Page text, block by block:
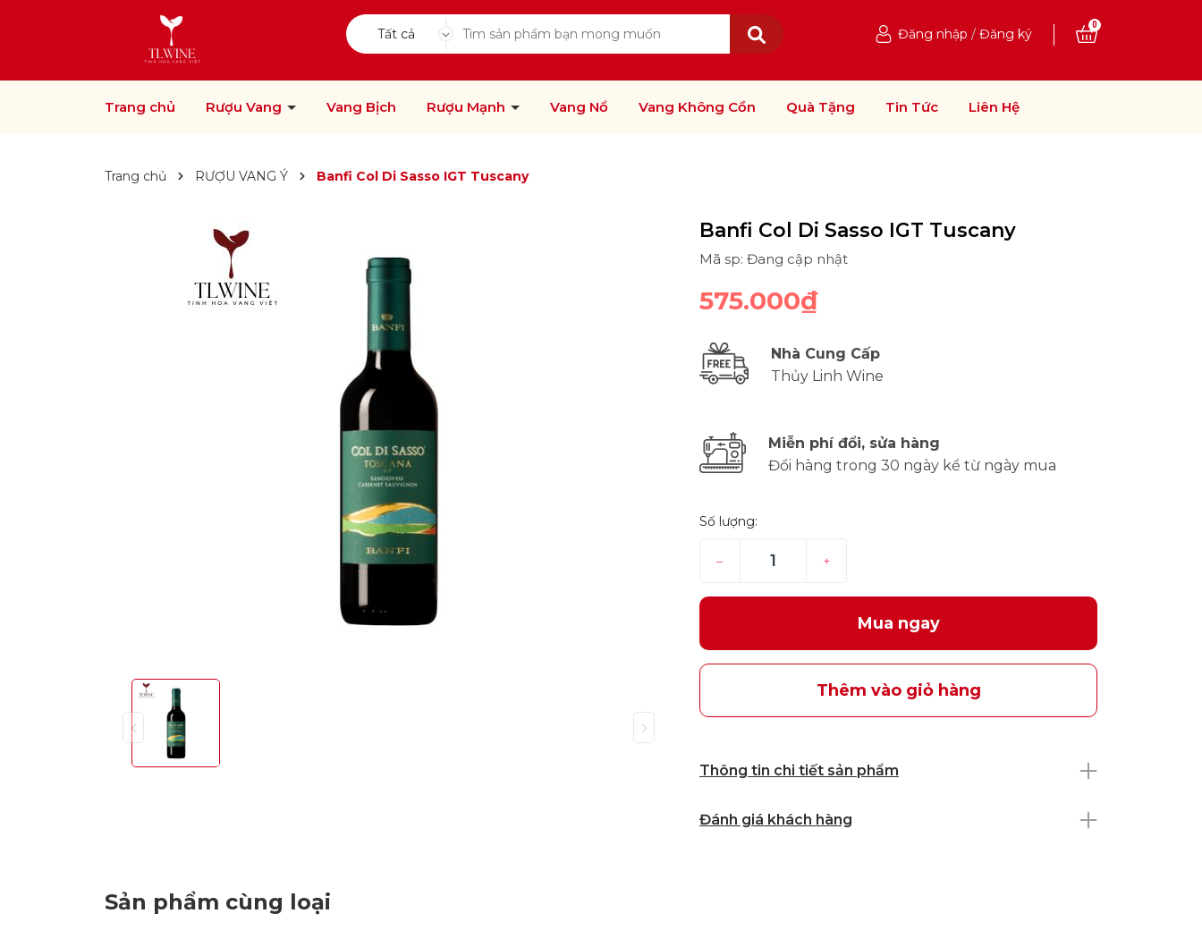
Tất cả Đăng nhập / Đăng ký
0
Trang chủ Rượu Vang Vang Bịch Rượu Mạnh Vang Nổ Vang Không Cồn Quà Tặng Tin Tức Liên Hệ
Trang chủ RƯỢU VANG Ý Banfi Col Di Sasso IGT Tuscany
Banfi Col Di Sasso IGT Tuscany
Mã sp: Đang cập nhật
575.000₫
Nhà Cung Cấp
Thủy Linh Wine
Miễn phí đổi, sửa hàng
Đổi hàng trong 30 ngày kể từ ngày mua
Số lượng:
– +
Mua ngay
Thêm vào giỏ hàng
Thông tin chi tiết sản phẩm
Đánh giá khách hàng
Sản phẩm cùng loại